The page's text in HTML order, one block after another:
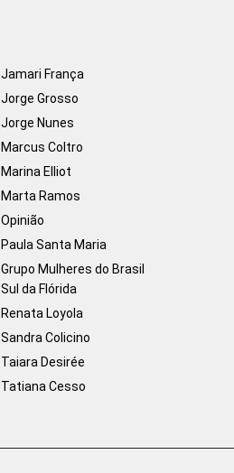
Jamari França
Jorge Grosso
Jorge Nunes
Marcus Coltro
Marina Elliot
Marta Ramos
Opinião
Paula Santa Maria
Grupo Mulheres do Brasil
Sul da Flórida
Renata Loyola
Sandra Colicino
Taiara Desirée
Tatiana Cesso